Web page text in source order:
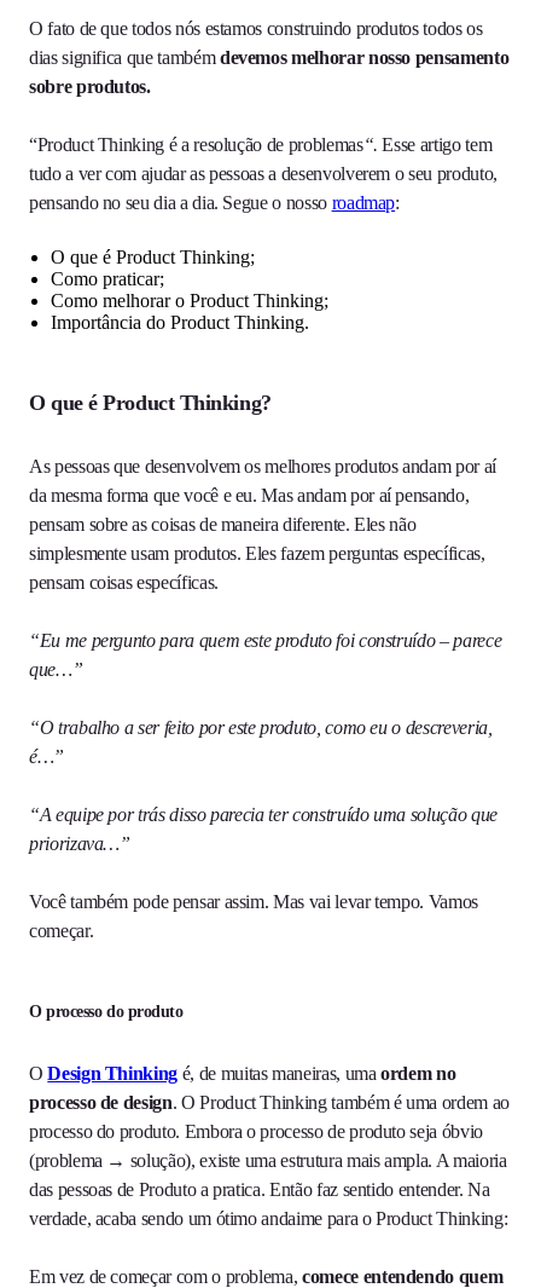
O fato de que todos nós estamos construindo produtos todos os
dias significa que tambémdevemos melhorar nosso pensamento
sobre produtos.
“Product Thinking é a resolução de problemas“. Esse artigo tem
tudo a ver com ajudar as pessoas a desenvolverem o seu produto,
pensando no seu dia a dia. Segue o nosso roadmap:
O que é Product Thinking;
Como praticar;
Como melhorar o Product Thinking;
Importância do Product Thinking.
O que é Product Thinking?
As pessoas que desenvolvem os melhores produtos andam por aí
da mesma forma que você e eu. Mas andam por aí pensando,
pensam sobre as coisas de maneira diferente. Eles não
simplesmente usam produtos. Eles fazem perguntas específicas,
pensam coisas específicas.
“Eu me pergunto para quem este produto foi construído – parece
que…”
“O trabalho a ser feito por este produto, como eu o descreveria,
é…”
“A equipe por trás disso parecia ter construído uma solução que
priorizava…”
Você também pode pensar assim. Mas vai levar tempo. Vamos
começar.
O processo do produto
ODesign Thinking é, de muitas maneiras, umaordem no
processo de design. O Product Thinking também é uma ordem ao
processo do produto. Embora o processo de produto seja óbvio
(problema → solução), existe uma estrutura mais ampla. A maioria
das pessoas de Produto a pratica. Então faz sentido entender. Na
verdade, acaba sendo um ótimo andaime para o Product Thinking:
Em vez de começar com o problema,comece entendendo quem